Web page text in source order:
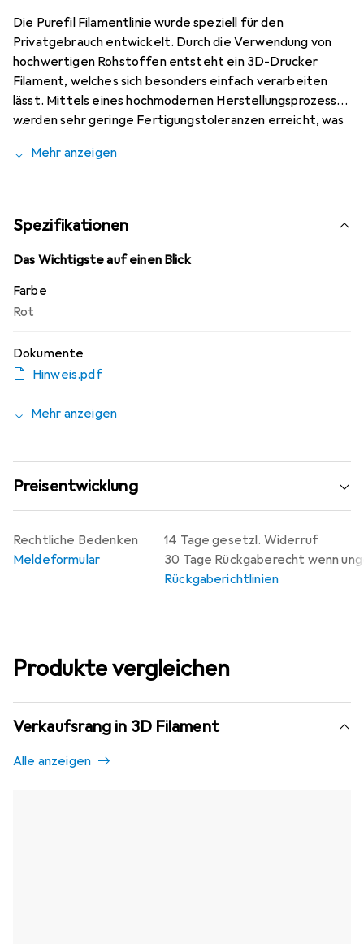
Die Purefil Filamentlinie wurde speziell für den
Privatgebrauch entwickelt. Durch die Verwendung von
hochwertigen Rohstoffen entsteht ein 3D-Drucker
Filament, welches sich besonders einfach verarbeiten
lässt. Mittels eines hochmodernen Herstellungsprozesses
werden sehr geringe Fertigungstoleranzen erreicht, was
Druckern führt. Jede Spule ist in einem hochwertigen
Polylactid ist prinzipiell biologisch abbaubar, wobei dafür
gewisse Umweltbedingungen nötig sind, welche sich in der
Regel nur bei industriellen Kompostieranlagen finden
lassen. In der Natur zersetzt sich PLA normalerweise
sollten daher kompostiert werden.
Mehr anzeigen
Spezifikationen
Das Wichtigste auf einen Blick
Farbe
Rot
Dokumente
Hinweis.pdf
Mehr anzeigen
Preisentwicklung
14 Tage gesetzl. Widerruf
30 Tage Rückgaberecht wenn
Rückgaberichtlinien
Rechtliche Bedenken
Meldeformular
Produkte vergleichen
Verkaufsrang in 3D Filament
Alle anzeigen